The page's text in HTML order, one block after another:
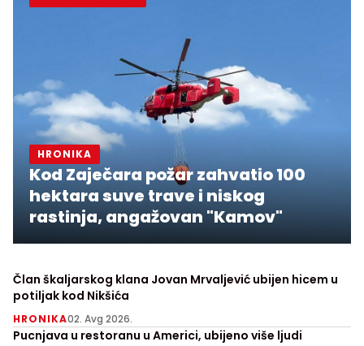
HRONIKA
Kod Zaječara požar zahvatio 100
hektara suve trave i niskog
rastinja, angažovan "Kamov"
Član škaljarskog klana Jovan Mrvaljević ubijen hicem u
potiljak kod Nikšića
HRONIKA02. Avg 2026.
Pucnjava u restoranu u Americi, ubijeno više ljudi